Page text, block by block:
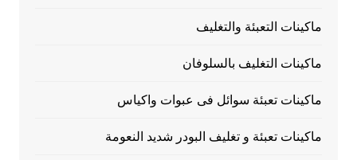
ماكينات التعبئة والتغليف
ماكينات التغليف بالسلوفان
ماكينات تعبئة سوائل فى عبوات واكياس
ماكينات تعبئة و تغليف البودر شديد النعومة